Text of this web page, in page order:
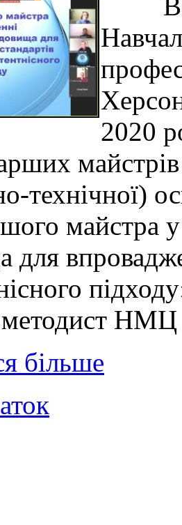
2020
технічної)
майстра у
для
методист
більше